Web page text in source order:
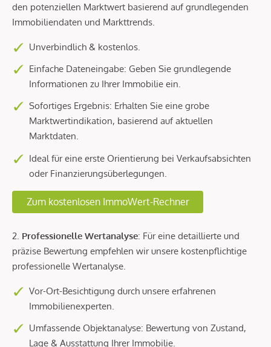
den potenziellen Marktwert basierend auf grundlegenden
Immobiliendaten und Markttrends.
Unverbindlich & kostenlos.
Einfache Dateneingabe: Geben Sie grundlegende
Informationen zu Ihrer Immobilie ein.
Sofortiges Ergebnis: Erhalten Sie eine grobe
Marktwertindikation, basierend auf aktuellen
Marktdaten.
Ideal für eine erste Orientierung bei Verkaufsabsichten
oder Finanzierungsüberlegungen.
Zum kostenlosen ImmoWert-Rechner
2. Professionelle Wertanalyse: Für eine detaillierte und
präzise Bewertung empfehlen wir unsere kostenpflichtige
professionelle Wertanalyse.
Vor-Ort-Besichtigung durch unsere erfahrenen
Immobilienexperten.
Umfassende Objektanalyse: Bewertung von Zustand,
Lage & Ausstattung Ihrer Immobilie.